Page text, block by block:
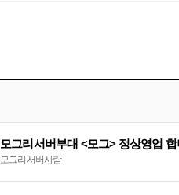
모그리서버부대 <모그> 정상영업
모그리서버사람